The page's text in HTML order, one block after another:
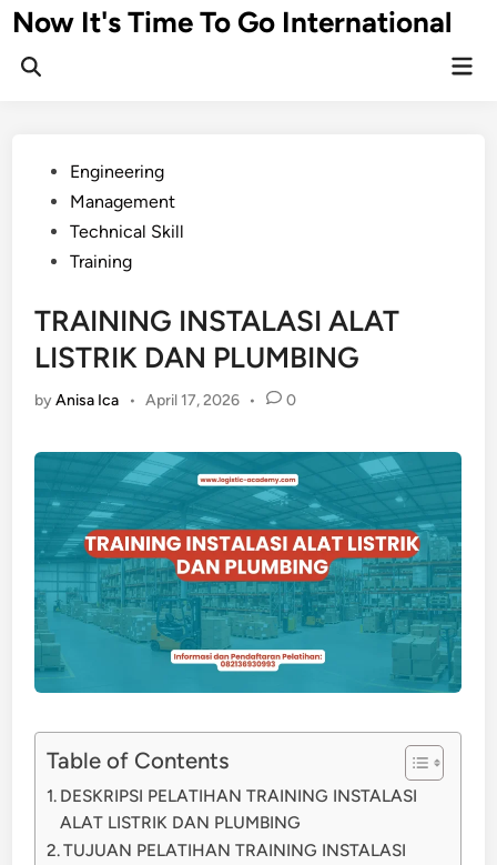
Skip
to
content
Now It's Time To Go International
PostedEngineering
Management
Technical Skill
Training
TRAINING INSTALASI ALAT
LISTRIK DAN PLUMBING
byAnisa Ica • April 17, 2026 • 0
Table of Contents
DESKRIPSI PELATIHAN TRAINING INSTALASI
ALAT LISTRIK DAN PLUMBING
TUJUAN PELATIHAN TRAINING INSTALASI